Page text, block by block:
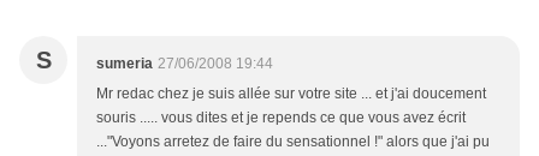
S sumeria 27/06/2008 19:44
Mr redac chez je suis allée sur votre site ... et j'ai doucement
souris ..... vous dites et je repends ce que vous avez écrit
..."Voyons arretez de faire du sensationnel !" alors que j'ai pu